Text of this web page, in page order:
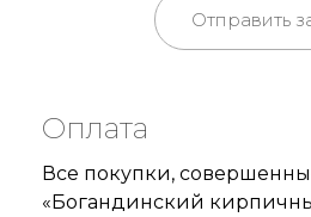
Отправить
Оплата
Все покупки,
«Богандинский